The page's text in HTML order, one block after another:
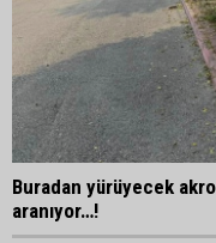
Buradan yürüyecek
aranıyor…!